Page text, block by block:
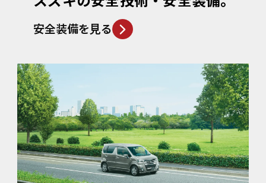
安全装備を見る